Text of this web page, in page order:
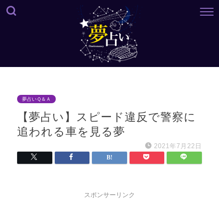
夢占いＱ＆Ａ
【夢占い】スピード違反で警察に
追われる車を見る夢
2021年7月22日
スポンサーリンク